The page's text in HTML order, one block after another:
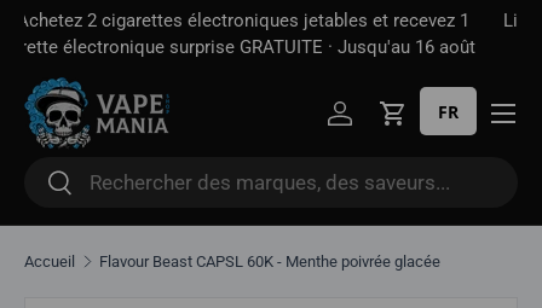
Aller directement au contenu
Livraison gratuite à partir de100 $*· Taxe d'accise déjà
incluse — contrairement à certains sites
Rechercher
Rechercher
Se connecter
Panier
FR
Accueil Flavour Beast CAPSL 60K - Menthe poivrée glacée